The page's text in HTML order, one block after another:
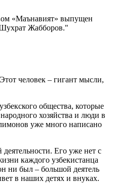
«Маънавият» выпущен
Жабборов.
человек – гигант мысли,
общества, которые
хозяйства и люди в
уже много написано
Его уже нет с
каждого узбекистанца
ни был – большой деятель
в наших детях и внуках.